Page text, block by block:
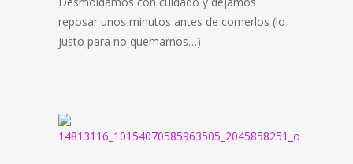
reposar unos minutos antes de comerlos (lo
justo para no quemarnos…)